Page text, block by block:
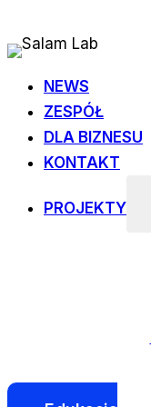
do
NEWS
ZESPÓŁ
DLA BIZNESU
KONTAKT
PROJEKTY